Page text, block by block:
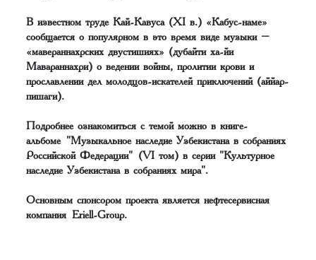
В известном труде Кай-Кавуса (XI в.) «Кабус-наме»
сообщается о популярном в это время виде музыки –
«мавераннахрских двустишиях» (дубайти ха-йи
Мавараннахри) о ведении войны, пролитии крови и
прославлении дел молодцов-искателей приключений (аййар-
пишаги).
Подробнее ознакомиться с темой можно в книге-
альбоме "Музыкальное наследие Узбекистана в собраниях
Российской Федерации" (VI том) в серии "Культурное
наследие Узбекистана в собраниях мира".
Основным спонсором проекта является нефтесервисная
компания Eriell-Group.